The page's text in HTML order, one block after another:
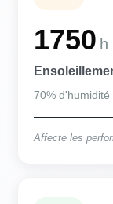
1750 h
70% d'humidité
Affecte les